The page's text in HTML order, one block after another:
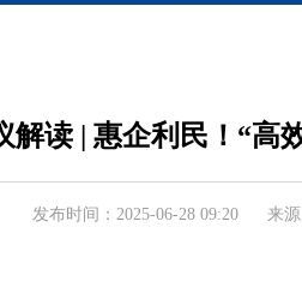
解读 | 惠企利民！“高
发布时间：2025-06-28 09:20 来